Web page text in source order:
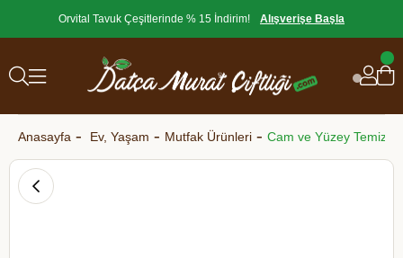
Orvital Tavuk Çeşitlerinde % 15 İndirim! Alışverişe Başla
Anasayfa Ev, Yaşam Mutfak Ürünleri Cam ve Yüzey